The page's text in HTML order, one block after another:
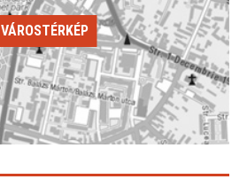
VÁROSTÉRKÉP